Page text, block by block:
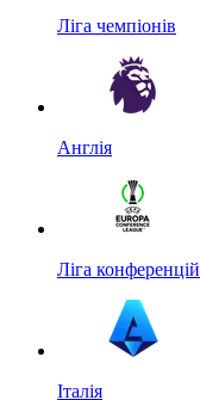
Ліга чемпіонів
Англія
Ліга конференцій
Італія